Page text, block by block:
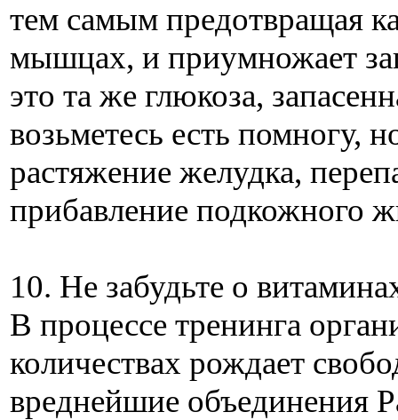
тем самым предотвращая
мышцах, и приумножает
это та же глюкоза,
возьметесь есть помногу,
растяжение желудка,
прибавление подкожного
10. Не забудьте о
В процессе тренинга
количествах рождает
вреднейшие объединения